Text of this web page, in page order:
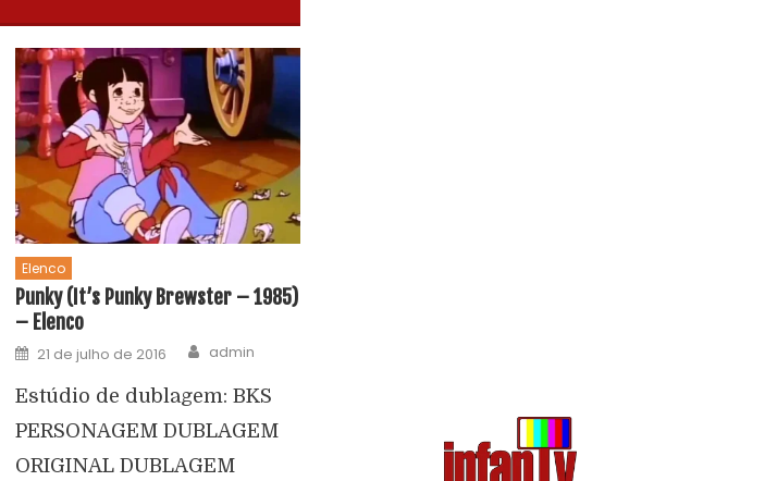
Elenco
Punky (It’s Punky Brewster – 1985)
– Elenco
21 de julho de 2016 admin
Estúdio de dublagem: BKS
PERSONAGEM DUBLAGEM
ORIGINAL DUBLAGEM